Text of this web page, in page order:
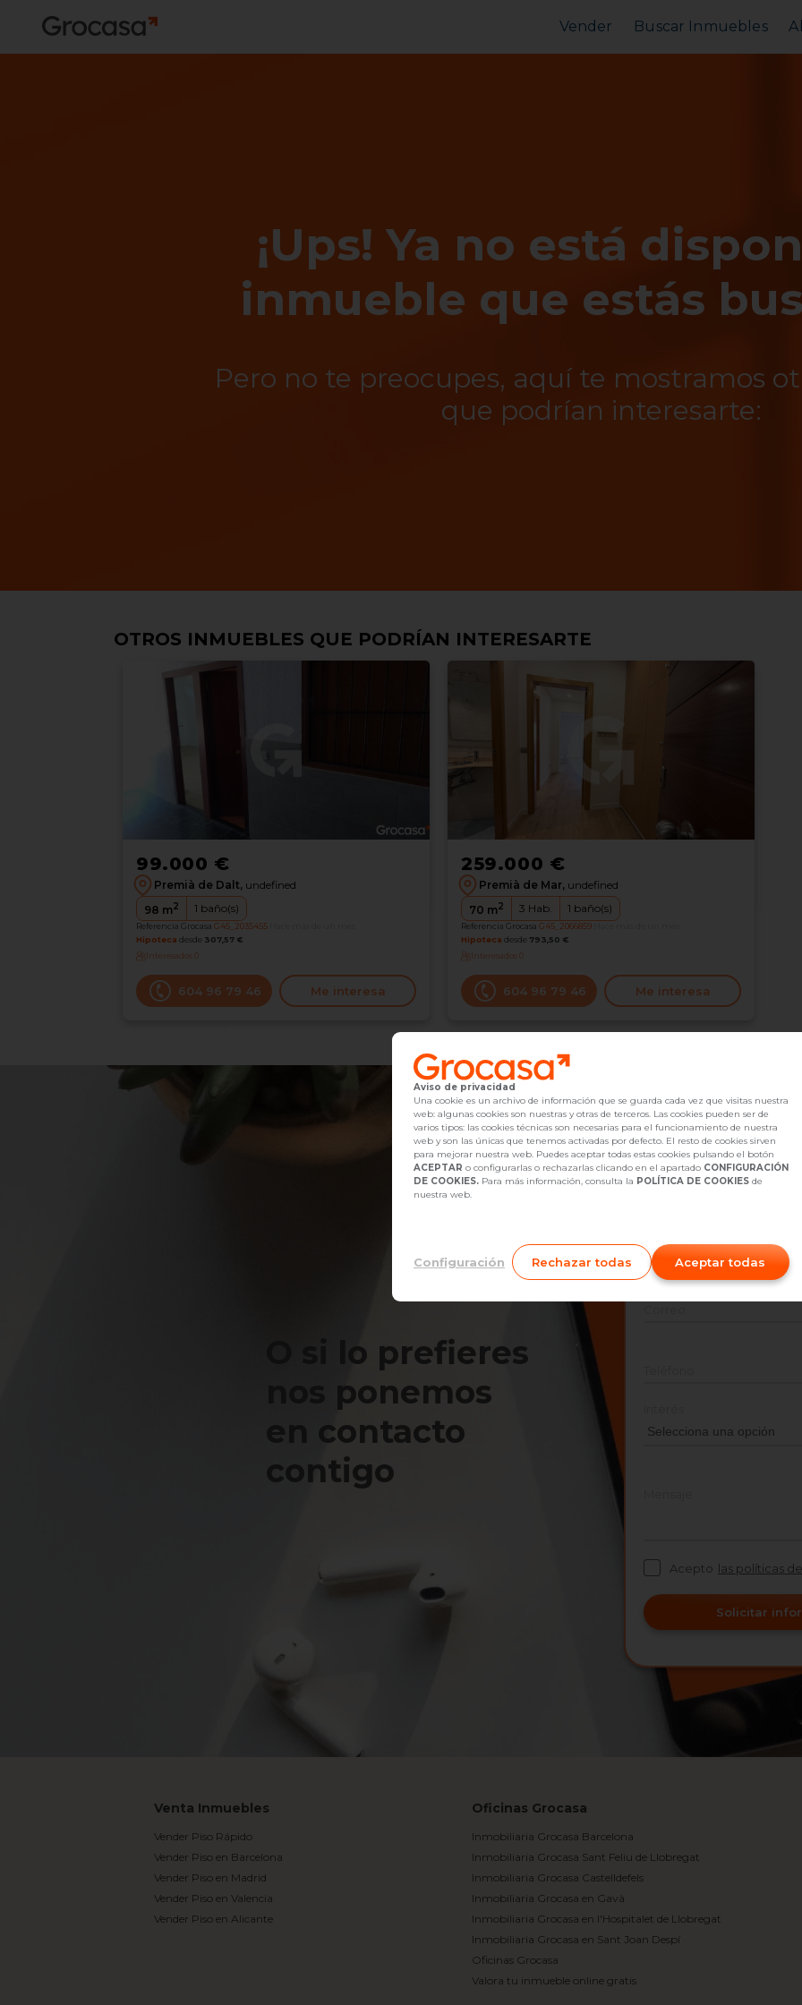
Vender Buscar Inmuebles
¡Ups! Ya no está
inmueble que estás
Pero no te preocupes, aquí te mostramos
que podrían interesarte:
OTROS INMUEBLES QUE PODRÍAN INTERESARTE
99.000 €
Premià de Dalt, undefined
98 m2 1 baño(s)
Referencia Grocasa G45_2035455
Hipoteca desde 307,57 €
Interesados0
604 96 79 46 Me interesa
259.000 €
Premià de Mar, undefined
70 m2 3 Hab. 1 baño(s)
Referencia Grocasa G45_2066859
Hipoteca desde 793,50 €
Interesados0
604 96 79 46 Me interesa
O si lo prefieres
nos ponemos
en contacto
contigo
INFÓRMATE AQUÍ
Nombre
Acepto las políticas
Solicitar
Venta Inmuebles
Vender Piso Rápido
Vender Piso en Barcelona
Vender Piso en Madrid
Vender Piso en Valencia
Vender Piso en Alicante
Oficinas Grocasa
Inmobiliaria Grocasa Barcelona
Inmobiliaria Grocasa Sant Feliu de Llobregat
Inmobiliaria Grocasa Castelldefels
Inmobiliaria Grocasa en Gavà
Inmobiliaria Grocasa en l'Hospitalet de Llobregat
Inmobiliaria Grocasa en Sant Joan Despí
Oficinas Grocasa
Valora tu inmueble online gratis
Aviso de privacidad
Una cookie es un archivo de información que se guarda cada vez que visitas nuestra
web: algunas cookies son nuestras y otras de terceros. Las cookies pueden ser de
varios tipos: las cookies técnicas son necesarias para el funcionamiento de nuestra
web y son las únicas que tenemos activadas por defecto. El resto de cookies sirven
para mejorar nuestra web. Puedes aceptar todas estas cookies pulsando el botón
ACEPTAR o configurarlas o rechazarlas clicando en el apartado CONFIGURACIÓN
DE COOKIES. Para más información, consulta la POLÍTICA DE COOKIES de
nuestra web.
Configuración Rechazar todas Aceptar todas